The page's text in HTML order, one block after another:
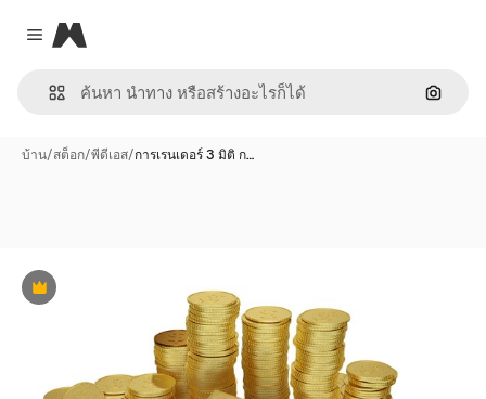
Close menu
Magnific
ค้นหา
บ้าน/สต็อก/พีดีเอส/การเรนเดอร์ 3 มิติ ก…
พรีเมี่ยม